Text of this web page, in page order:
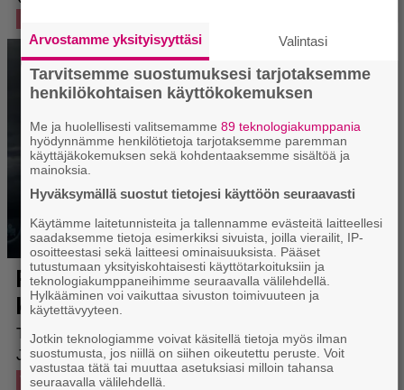
Arvostamme yksityisyyttäsi Valintasi
Tarvitsemme suostumuksesi tarjotaksemme
henkilökohtaisen käyttökokemuksen
Me ja huolellisesti valitsemamme89 teknologiakumppania
hyödynnämme henkilötietoja tarjotaksemme paremman
käyttäjäkokemuksen sekä kohdentaaksemme sisältöä ja
mainoksia.
Hyväksymällä suostut tietojesi käyttöön seuraavasti
Käytämme laitetunnisteita ja tallennamme evästeitä laitteellesi
saadaksemme tietoja esimerkiksi sivuista, joilla vierailit, IP-
osoitteestasi sekä laitteesi ominaisuuksista. Pääset
tutustumaan yksityiskohtaisesti käyttötarkoituksiin ja
teknologiakumppaneihimme seuraavalla välilehdellä.
Hylkääminen voi vaikuttaa sivuston toimivuuteen ja
käytettävyyteen.
Jotkin teknologiamme voivat käsitellä tietoja myös ilman
suostumusta, jos niillä on siihen oikeutettu peruste. Voit
vastustaa tätä tai muuttaa asetuksiasi milloin tahansa
seuraavalla välilehdellä.